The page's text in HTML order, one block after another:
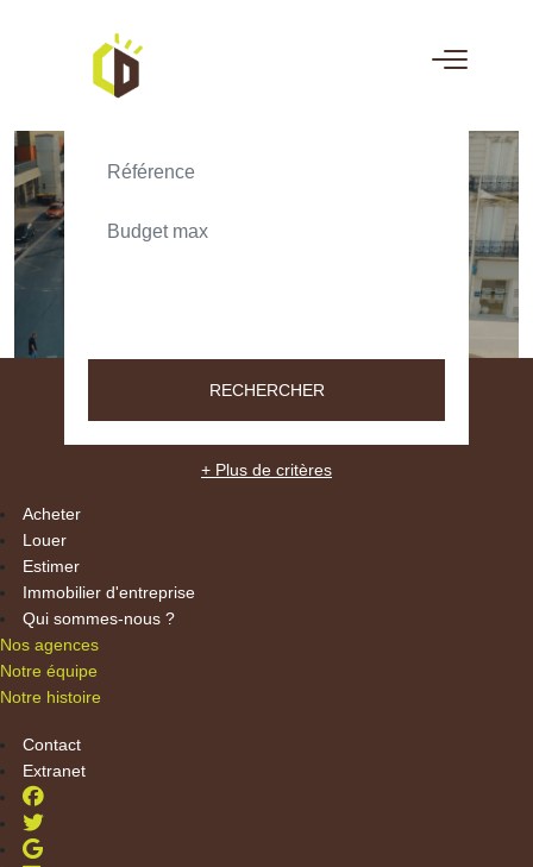
TEXT_SEARCH_SELECTIONNEZ
RECHERCHER
+ Plus de critères
Acheter
Louer
Estimer
Immobilier d'entreprise
Qui sommes-nous ?
Nos agences
Notre équipe
Notre histoire
Contact
Extranet